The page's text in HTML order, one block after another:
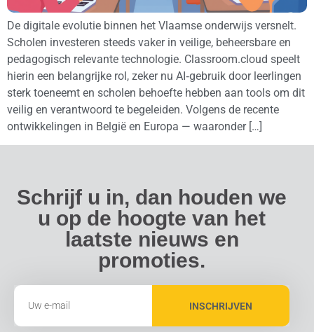
De digitale evolutie binnen het Vlaamse onderwijs versnelt.
Scholen investeren steeds vaker in veilige, beheersbare en
pedagogisch relevante technologie. Classroom.cloud speelt
hierin een belangrijke rol, zeker nu AI‑gebruik door leerlingen
sterk toeneemt en scholen behoefte hebben aan tools om dit
veilig en verantwoord te begeleiden. Volgens de recente
ontwikkelingen in België en Europa — waaronder […]
Schrijf u in, dan houden we
u op de hoogte van het
laatste nieuws en
promoties.
INSCHRIJVEN